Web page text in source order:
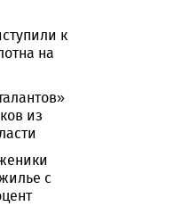
к
на
из
с